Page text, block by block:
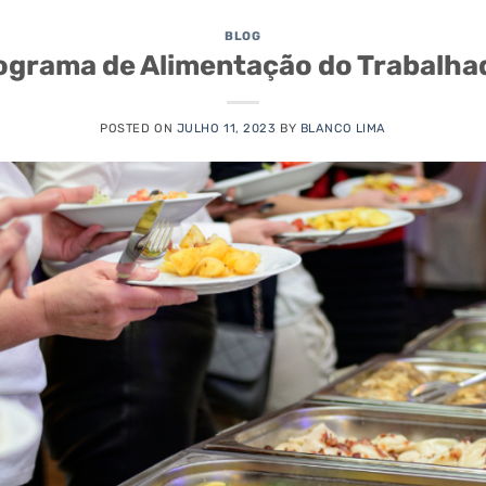
BLOG
de Alimentação do
POSTED ON JULHO 11, 2023 BY BLANCO LIMA